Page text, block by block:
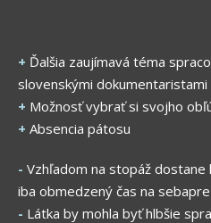
+ Ďalšia zaujímavá téma
slovenskými dokumentaristami
+ Možnosť vybrať si svojho
+ Absencia pátosu
- Vzhľadom na stopáž dostane
iba obmedzený čas na
- Látka by mohla byť hlbšie